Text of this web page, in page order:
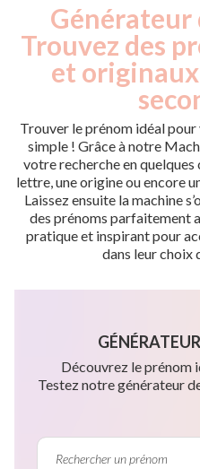
Générateur
Trouvez des
et
Trouver le prénom idéal pour
simple ! Grâce à notre
votre recherche en
lettre, une origine ou encore
Laissez ensuite la machine
des prénoms parfaitement
pratique et inspirant pour
dans leur choix
Découvrez le prénom
Testez notre générateur